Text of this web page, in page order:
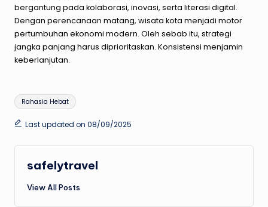
bergantung pada kolaborasi, inovasi, serta literasi digital.
Dengan perencanaan matang, wisata kota menjadi motor
pertumbuhan ekonomi modern. Oleh sebab itu, strategi
jangka panjang harus diprioritaskan. Konsistensi menjamin
keberlanjutan.
Tags:
Rahasia Hebat
Last updated on 08/09/2025
safelytravel
View All Posts